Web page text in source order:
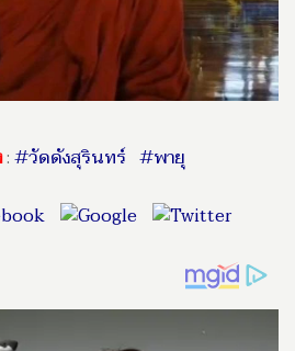
:#วัดดังสุรินทร์ #พายุ